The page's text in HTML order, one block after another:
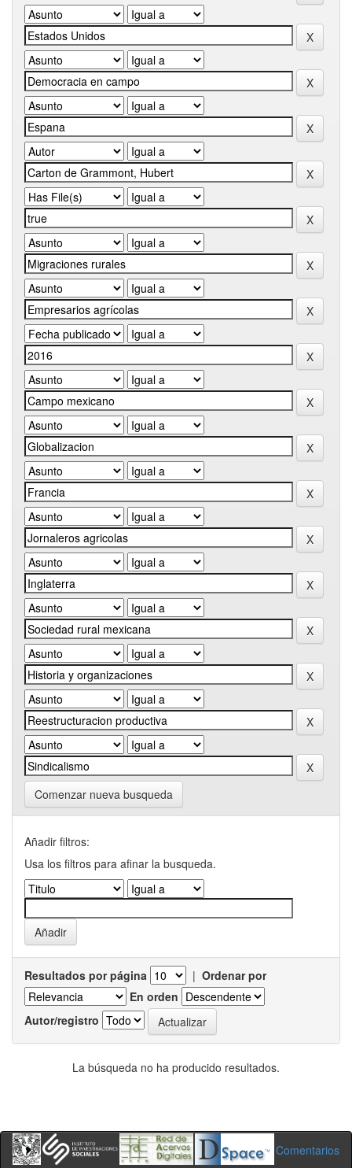
Comenzar nueva busqueda
Añadir filtros:
Usa los filtros para afinar la busqueda.
Resultados por página | Ordenar por
En orden
Autor/registro
La búsqueda no ha producido resultados.
Comentarios